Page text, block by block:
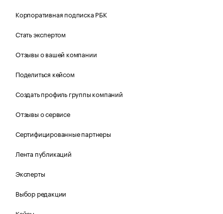
Корпоративная подписка РБК
Стать экспертом
Отзывы о вашей компании
Поделиться кейсом
Создать профиль группы компаний
Отзывы о сервисе
Сертифицированные партнеры
Лента публикаций
Эксперты
Выбор редакции